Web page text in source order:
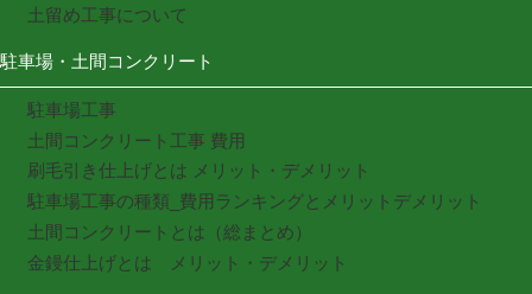
土留め工事について
駐車場・土間コンクリート
駐車場工事
土間コンクリート工事 費用
刷毛引き仕上げとは メリット・デメリット
駐車場工事の種類_費用ランキングとメリットデメリット
土間コンクリートとは（総まとめ）
金鏝仕上げとは メリット・デメリット